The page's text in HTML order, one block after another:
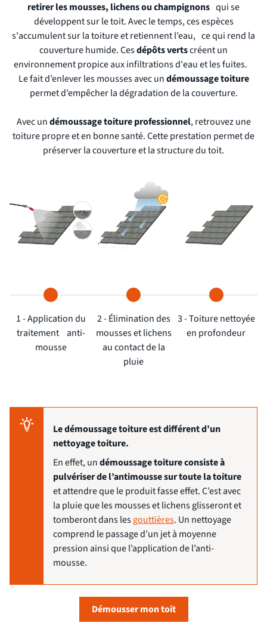
retirer les mousses, lichens ou champignons qui se
développent sur le toit. Avec le temps, ces espèces
s'accumulent sur la toiture et retiennent l’eau, ce qui rend la
couverture humide. Cesdépôts vertscréent un
environnement propice aux infiltrations d'eau et les fuites.
Le fait d’enlever les mousses avec undémoussage toiture
permet d’empêcher la dégradation de la couverture.
Avec undémoussage toiture professionnel, retrouvez une
toiture propre et en bonne santé. Cette prestation permet de
préserver la couverture et la structure du toit.
1 - Application du
traitement anti-
mousse
2 - Élimination des
mousses et lichens
au contact de la
pluie
3 - Toiture nettoyée
en profondeur
Le démoussage toiture est différent d’un
nettoyage toiture.
En effet, undémoussage toiture consiste à
pulvériser de l’antimousse sur toute la toiture
et attendre que le produit fasse effet. C’est avec
la pluie que les mousses et lichens glisseront et
tomberont dans lesgouttières. Un nettoyage
comprend le passage d’un jet à moyenne
pression ainsi que l’application de l’anti-
mousse.
Démousser mon toit